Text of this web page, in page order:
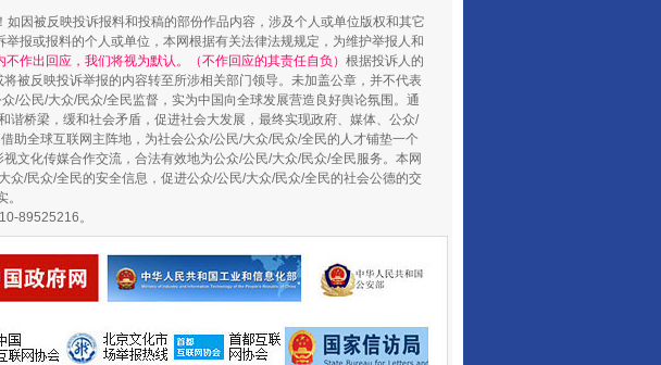
织难题
因被反映投诉报料和投稿的部份作品内容，涉及个人或单位版权和其它
报或报料的个人或单位，本网根据有关法律法规规定，为维护举报人和
作出回应，我们将视为默认。（不作回应的其责任自负） 根据投诉人的
被反映投诉举报的内容转至所涉相关部门领导。未加盖公章，并不代表
众/公民/大众/民众/全民监督，实为中国向全球发展营造良好舆论氛围。通
桥梁，缓和社会矛盾，促进社会大发展，最终实现政府、媒体、公众/
助全球互联网主阵地，为社会公众/公民/大众/民众/全民的人才铺垫一个
文化传媒合作交流，合法有效地为公众/公民/大众/民众/全民服务。本网
/民众/全民的安全信息，促进公众/公民/大众/民众/全民的社会公德的交
89525216。